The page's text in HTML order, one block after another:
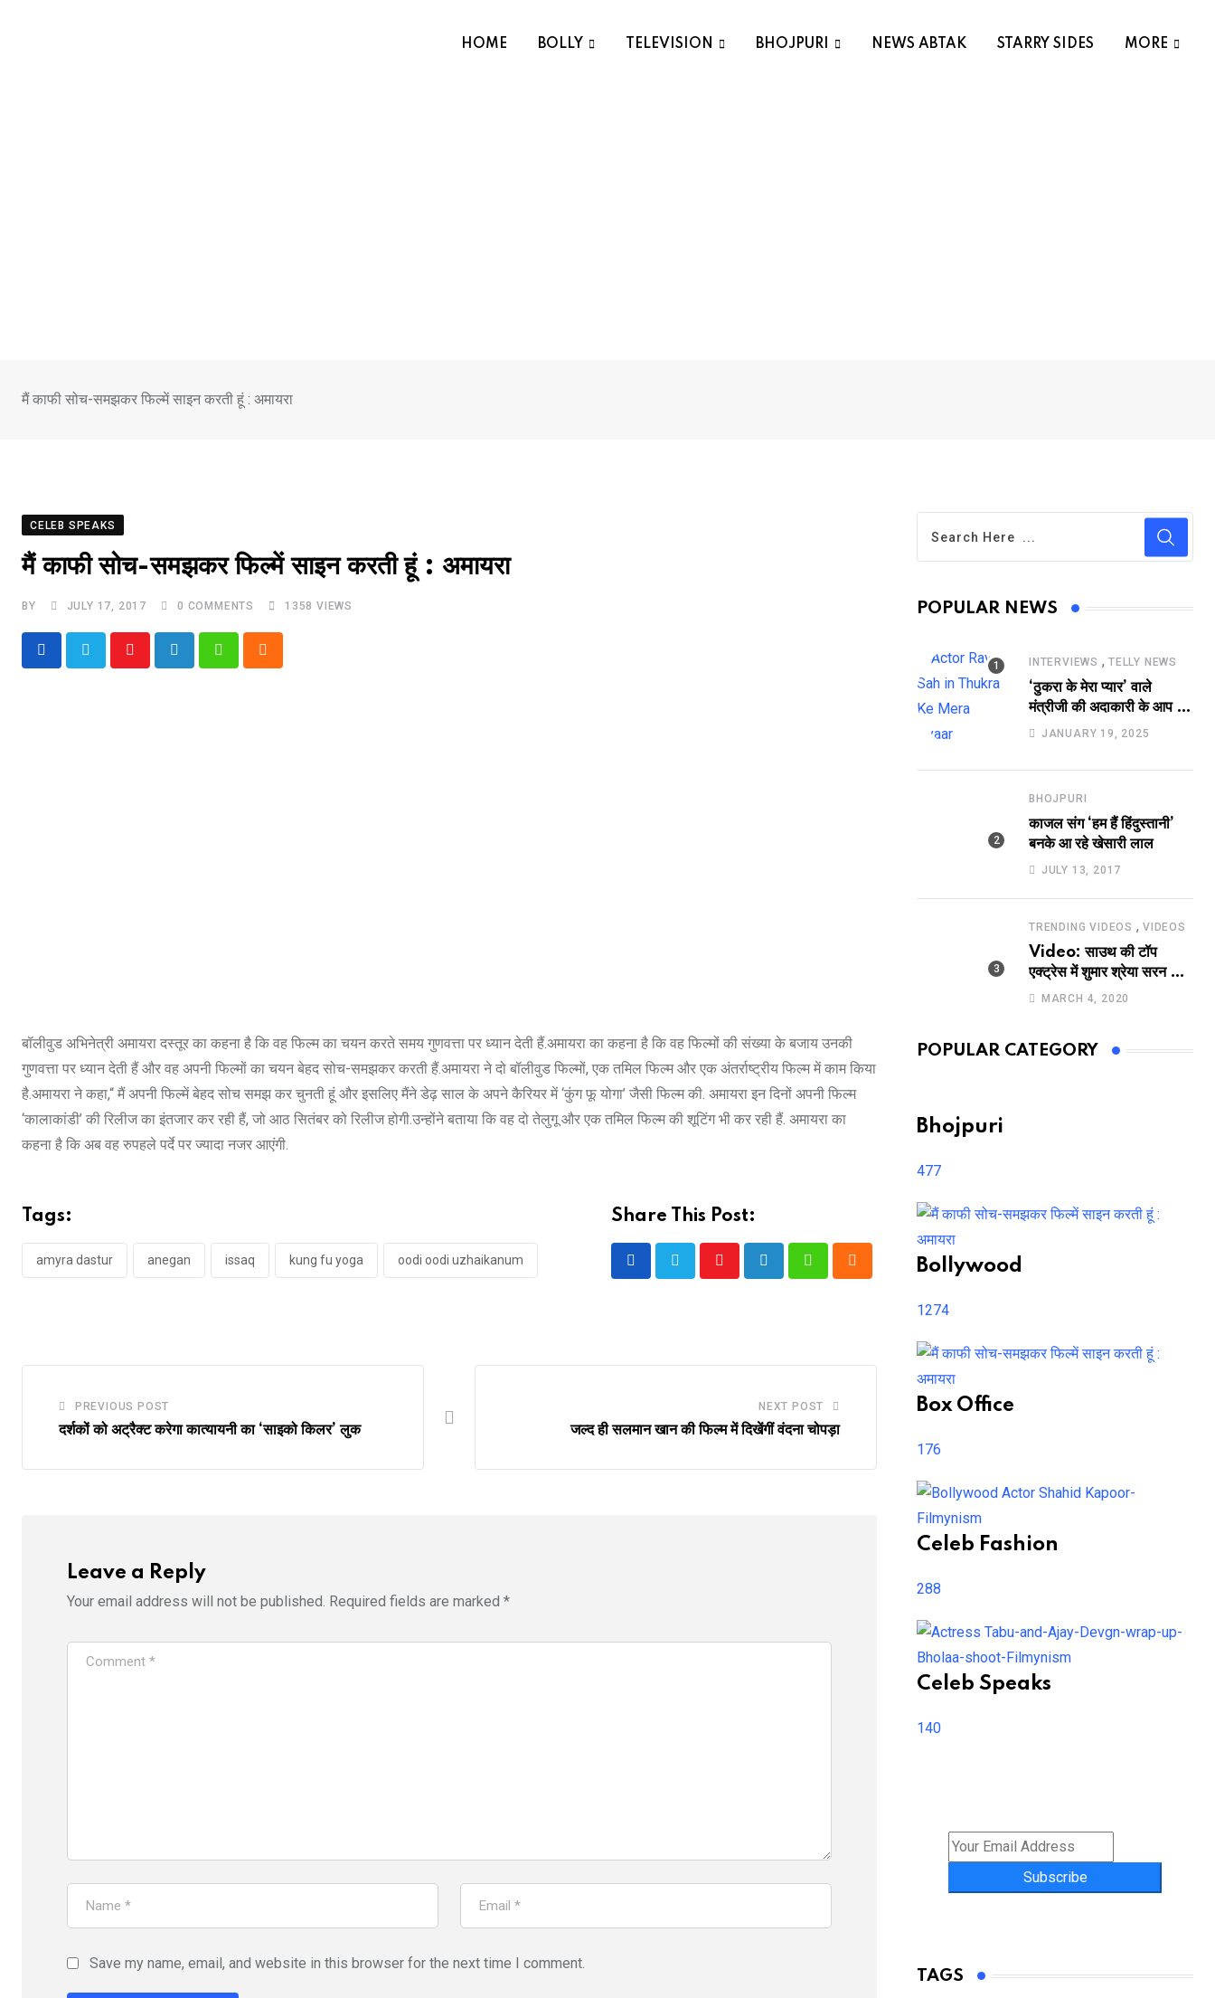
HOME BOLLY TELEVISION BHOJPURI NEWS ABTAK STARRY SIDES MORE
मैं काफी सोच-समझकर फिल्में साइन करती हूं : अमायरा
CELEB SPEAKS
मैं काफी सोच-समझकर फिल्में साइन करती हूं : अमायरा
BY JULY 17, 2017 0 COMMENTS 1358 VIEWS
Youtube LinkedIn WhatsappCloud
बॉलीवुड अभिनेत्री अमायरा दस्तूर का कहना है कि वह फिल्म का चयन करते समय गुणवत्ता पर ध्यान देती हैं.अमायरा का कहना है कि वह फिल्मों की संख्या के बजाय उनकी
गुणवत्ता पर ध्यान देती हैं और वह अपनी फिल्मों का चयन बेहद सोच-समझकर करती हैं.अमायरा ने दो बॉलीवुड फिल्मों, एक तमिल फिल्म और एक अंतर्राष्ट्रीय फिल्म में काम किया
है.अमायरा ने कहा,“ मैं अपनी फिल्में बेहद सोच समझ कर चुनती हूं और इसलिए मैंने डेढ़ साल के अपने कैरियर में ‘कुंग फू योगा’ जैसी फिल्म की. अमायरा इन दिनों अपनी फिल्म
‘कालाकांडी’ की रिलीज का इंतजार कर रही हैं, जो आठ सितंबर को रिलीज होगी.उन्होंने बताया कि वह दो तेलुगू और एक तमिल फिल्म की शूटिंग भी कर रही हैं. अमायरा का
कहना है कि अब वह रुपहले पर्दे पर ज्यादा नजर आएंगी.
Tags:
amyra dastur anegan issaq kung fu yoga oodi oodi uzhaikanum
Share This Post:
Youtube LinkedIn WhatsappCloud
PREVIOUS POST
दर्शकों को अट्रैक्ट करेगा कात्यायनी का ‘साइको किलर’ लुक
NEXT POST
जल्द ही सलमान खान की फिल्म में दिखेंगीं वंदना चोपड़ा
Leave a Reply
Your email address will not be published. Required fields are marked *
Save my name, email, and website in this browser for the next time I comment.
POPULAR NEWS
INTERVIEWS , TELLY NEWS
‘ठुकरा के मेरा प्यार’ वाले
मंत्रीजी की अदाकारी के आप भी
हो जाएंगे फैन, यकीं न हो तो
भूमिका
JANUARY 19, 2025
BHOJPURI
काजल संग ‘हम हैं हिंदुस्तानी’
बनके आ रहे खेसारी लाल
JULY 13, 2017
TRENDING VIDEOS , VIDEOS
Video: साउथ की टॉप
एक्ट्रेस में शुमार श्रेया सरन का
सेक्सी लिपलॉक
MARCH 4, 2020
POPULAR CATEGORY
Bhojpuri
477
Bollywood
1274
Box Office
176
Celeb Fashion
288
Celeb Speaks
140
Subscribe
TAGS